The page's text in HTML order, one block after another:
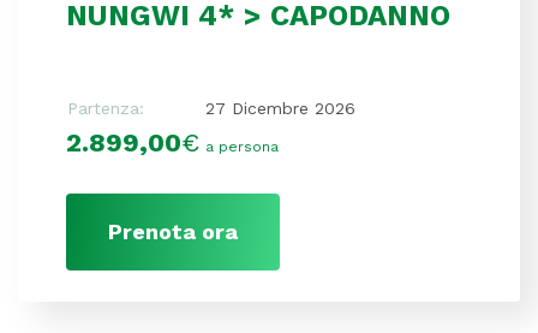
NUNGWI 4* > CAPODANNO
Partenza: 27 Dicembre 2026
2.899,00€ a persona
Prenota ora